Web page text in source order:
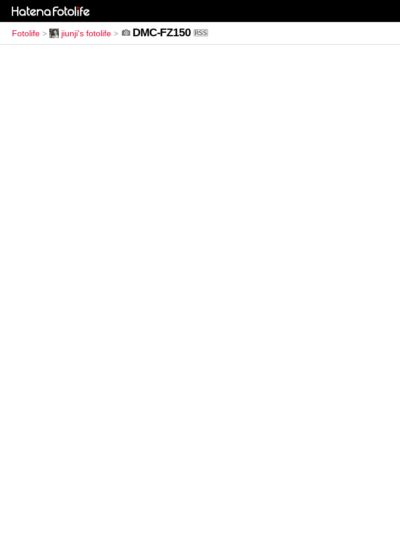
Fotolife > jiunji's fotolife > DMC-FZ150